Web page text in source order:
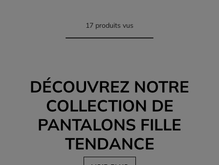
17 produits vus
DÉCOUVREZ NOTRE
COLLECTION DE
PANTALONS FILLE
TENDANCE